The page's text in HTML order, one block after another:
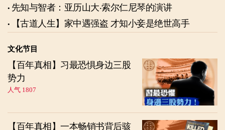
先知与智者：亚历山大‧索尔仁尼琴的演讲
【古道人生】家中遇强盗 才知小妾是绝世高手
文化节目
【百年真相】习最恐惧身边三股
势力
人气 1807
【百年真相】一本畅销书背后骇